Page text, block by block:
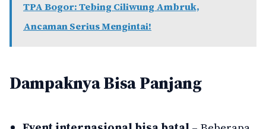
TPA Bogor: Tebing Ciliwung Ambruk,
Ancaman Serius Mengintai!
Dampaknya Bisa Panjang